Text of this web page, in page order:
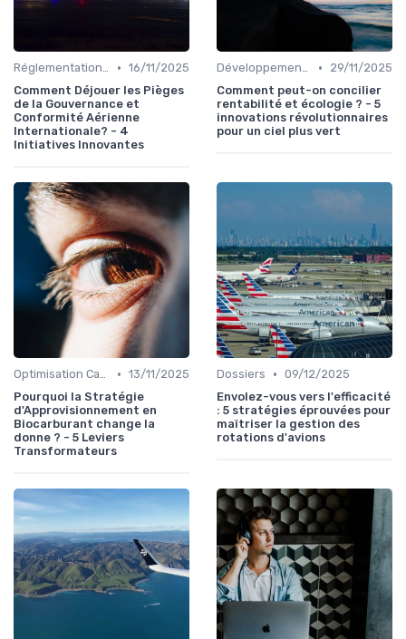
Réglementations Internationales • 16/11/2025
Comment Déjouer les Pièges
de la Gouvernance et
Conformité Aérienne
Internationale? - 4
Initiatives Innovantes
Développement Durable •
29/11/2025
Comment peut-on concilier
rentabilité et écologie ? - 5
innovations révolutionnaires
pour un ciel plus vert
Optimisation Carburant • 13/11/2025
Pourquoi la Stratégie
d'Approvisionnement en
Biocarburant change la
donne ? - 5 Leviers
Transformateurs
Dossiers • 09/12/2025
Envolez-vous vers l'efficacité
: 5 stratégies éprouvées pour
maîtriser la gestion des
rotations d'avions